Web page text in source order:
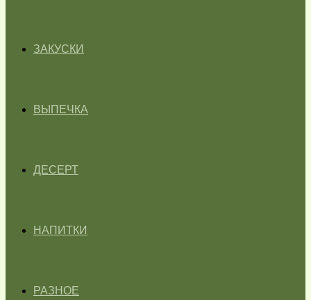
ЗАКУСКИ
ВЫПЕЧКА
ДЕСЕРТ
НАПИТКИ
РАЗНОЕ